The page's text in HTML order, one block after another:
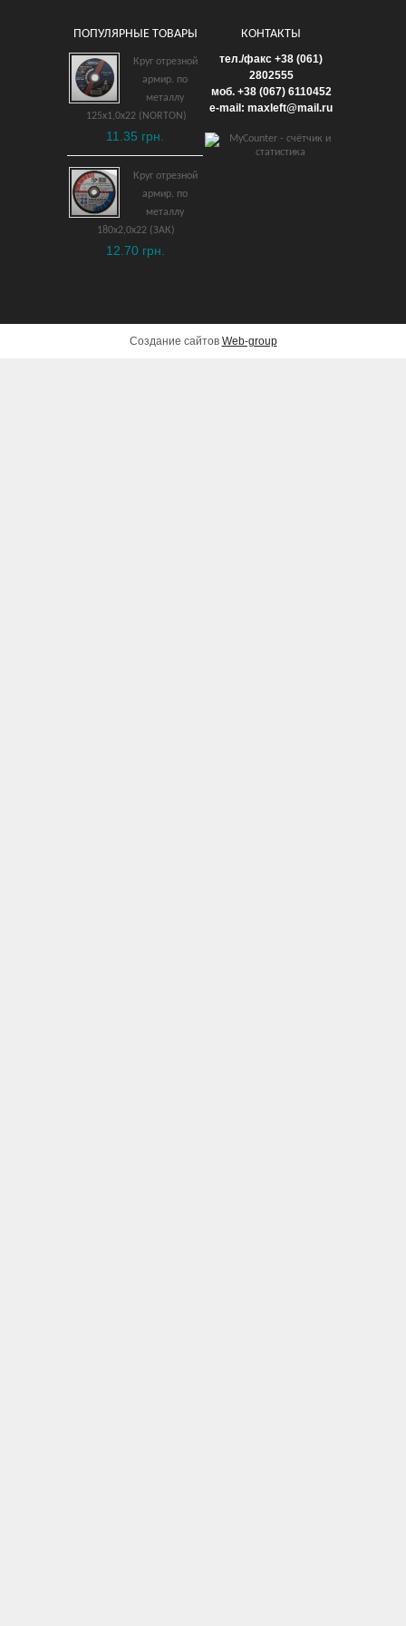
Ключ 6-ти гранный
шаровый с Т-обр. рукоят.
3 мм ВБ
1,383 грн.
ДОБАВИТЬ В КОРЗИНУ
ПОПУЛЯРНЫЕ ТОВАРЫ
Круг отрезной
армир. по
металлу
125х1,0х22 (NORTON)
11.35 грн.
Круг отрезной
армир. по
металлу
180х2,0х22 (ЗАК)
12.70 грн.
КОНТАКТЫ
тел./факс +38 (061)
2802555
моб. +38 (067) 6110452
e-mail: maxleft@mail.ru
Создание сайтов Web-group